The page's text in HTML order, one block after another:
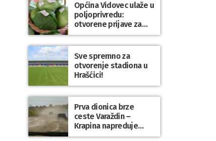
Općina Vidovec ulaže u
poljoprivredu:
otvorene prijave za
općinske potpore
Sve spremno za
otvorenje stadiona u
Hrašćici!
Prva dionica brze
ceste Varaždin –
Krapina napreduje
prema planu